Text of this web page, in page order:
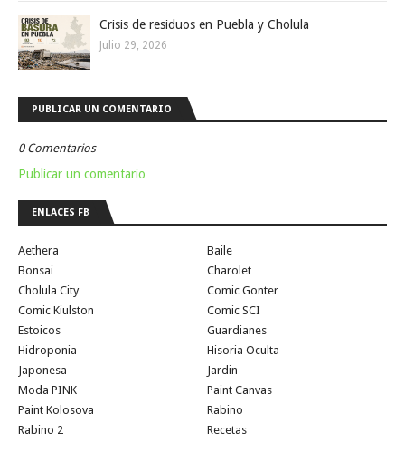
Crisis de residuos en Puebla y Cholula
Julio 29, 2026
PUBLICAR UN COMENTARIO
0 Comentarios
Publicar un comentario
ENLACES FB
Aethera
Baile
Bonsai
Charolet
Cholula City
Comic Gonter
Comic Kiulston
Comic SCI
Estoicos
Guardianes
Hidroponia
Hisoria Oculta
Japonesa
Jardin
Moda PINK
Paint Canvas
Paint Kolosova
Rabino
Rabino 2
Recetas